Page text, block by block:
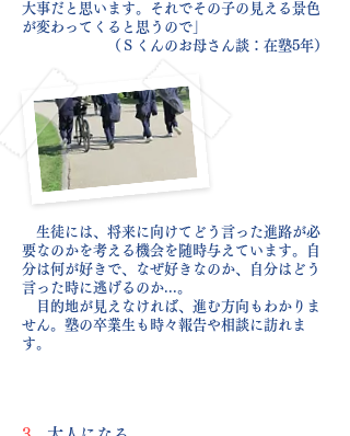
大事だと思います。それでその子の見える景色
が変わってくると思うので」
（Ｓくんのお母さん談：在塾5年）
生徒には、将来に向けてどう言った進路が必
要なのかを考える機会を随時与えています。自
分は何が好きで、なぜ好きなのか、自分はどう
言った時に逃げるのか...。
目的地が見えなければ、進む方向もわかりま
せん。塾の卒業生も時々報告や相談に訪れま
す。